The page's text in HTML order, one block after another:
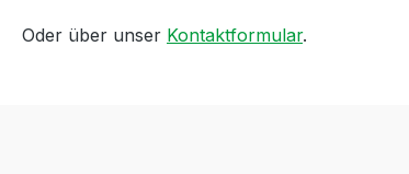
Oder über unser Kontaktformular.